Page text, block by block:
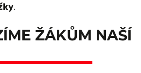
.
ŽÁKŮM NAŠÍ